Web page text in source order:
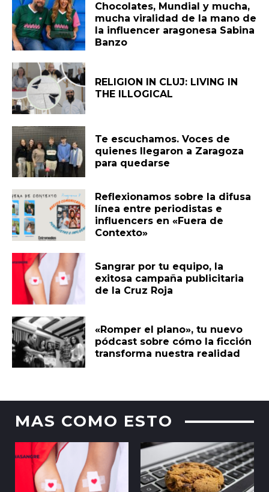
Chocolates, Mundial y mucha,
mucha viralidad de la mano de
la influencer aragonesa Sabina
Banzo
RELIGION IN CLUJ: LIVING IN
THE ILLOGICAL
Te escuchamos. Voces de
quienes llegaron a Zaragoza
para quedarse
Reflexionamos sobre la difusa
línea entre periodistas e
influencers en «Fuera de
Contexto»
Sangrar por tu equipo, la
exitosa campaña publicitaria
de la Cruz Roja
«Romper el plano», tu nuevo
pódcast sobre cómo la ficción
transforma nuestra realidad
MAS COMO ESTO